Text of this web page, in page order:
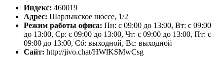
Индекс: 460019
Адрес: Шарлыкское шоссе, 1/2
Режим работы офиса: Пн: с 09:00 до 13:00, Вт: с 09:00
до 13:00, Ср: с 09:00 до 13:00, Чт: с 09:00 до 13:00, Пт: с
09:00 до 13:00, Сб: выходной, Вс: выходной
Сайт: http://jivo.chat/HWlKSMwCsg